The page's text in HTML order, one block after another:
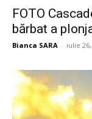
FOTO
bărbat a
Bianca SARA - iulie 26,